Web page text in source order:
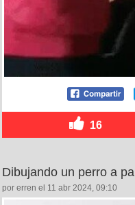
16
Dibujando un perro a
por erren el 11 abr 2024, 09:10